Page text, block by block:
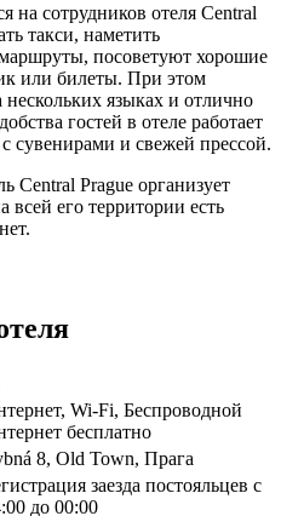
на сотрудников отеля Central
такси, наметить
посоветуют хорошие
или билеты. При этом
языках и отлично
гостей в отеле работает
сувенирами и свежей прессой.
Central Prague организует
всей его территории есть
Wi-Fi, Беспроводной
бесплатно
8, Old Town, Прага
заезда постояльцев с
до 00:00